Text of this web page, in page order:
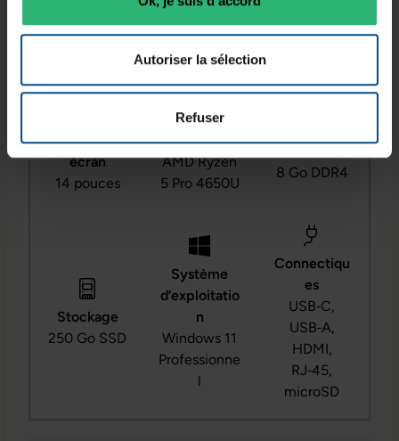
Autoriser la sélection
Refuser
Ce PC n'est pas upgradable en RAM.
Diagonale
écran
14 pouces
Processeur
AMD Ryzen
5 Pro 4650U
8 Go DDR4
Stockage
250 Go SSD
Système
d’exploitatio
n
Windows 11
Professionne
l
Connectiqu
es
USB‑C,
USB‑A,
HDMI,
RJ‑45,
microSD